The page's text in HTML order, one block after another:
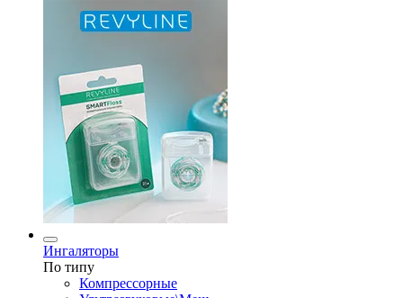
Ингаляторы
По типу
Компрессорные